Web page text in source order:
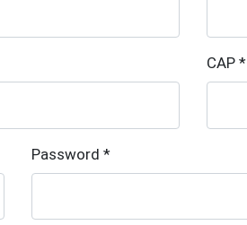
CAP *
Password *